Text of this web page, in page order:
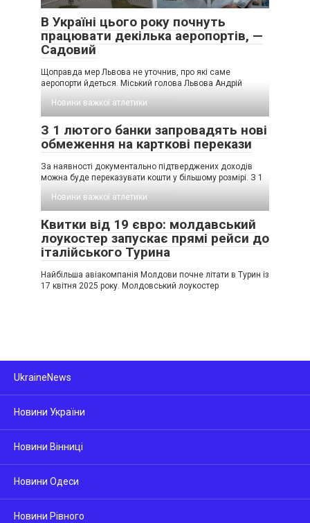
В Україні цього року почнуть
працювати декілька аеропортів, —
Садовий
Щоправда мер Львова не уточнив, про які саме
аеропорти йдеться. Міський голова Львова Андрій
Новини важкої атлетики
З 1 лютого банки запровадять нові
обмеження на карткові перекази
За наявності документально підтверджених доходів
можна буде переказувати кошти у більшому розмірі. З 1
Новини важкої атлетики
Квитки від 19 євро: молдавський
лоукостер запускає прямі рейси до
італійського Турина
Найбільша авіакомпанія Молдови почне літати в Турин із
17 квітня 2025 року. Молдовський лоукостер
UkraineNews
Новини України
Новини Вінниці
Новини Одеси
Новини Рівного